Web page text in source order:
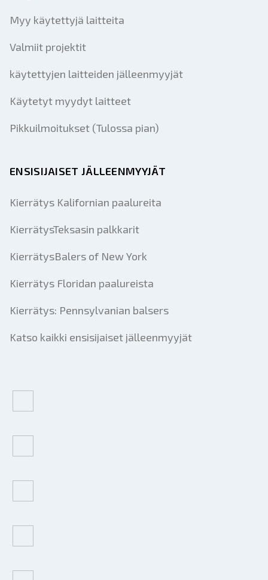
Myy käytettyjä laitteita
Valmiit projektit
käytettyjen laitteiden jälleenmyyjät
Käytetyt myydyt laitteet
Pikkuilmoitukset (Tulossa pian)
ENSISIJAISET JÄLLEENMYYJÄT
Kierrätys Kalifornian paalureita
KierrätysTeksasin palkkarit
KierrätysBalers of New York
Kierrätys Floridan paalureista
Kierrätys: Pennsylvanian balsers
Katso kaikki ensisijaiset jälleenmyyjät